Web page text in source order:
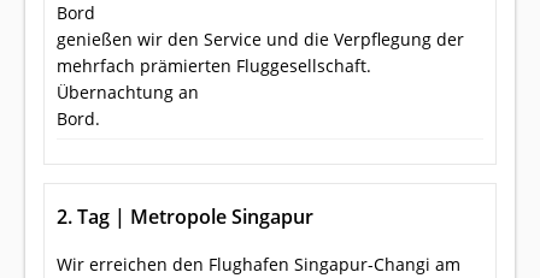
Bord
genießen wir den Service und die Verpflegung der
mehrfach prämierten Fluggesellschaft.
Übernachtung an
Bord.
2. Tag | Metropole Singapur
Wir erreichen den Flughafen Singapur-Changi am